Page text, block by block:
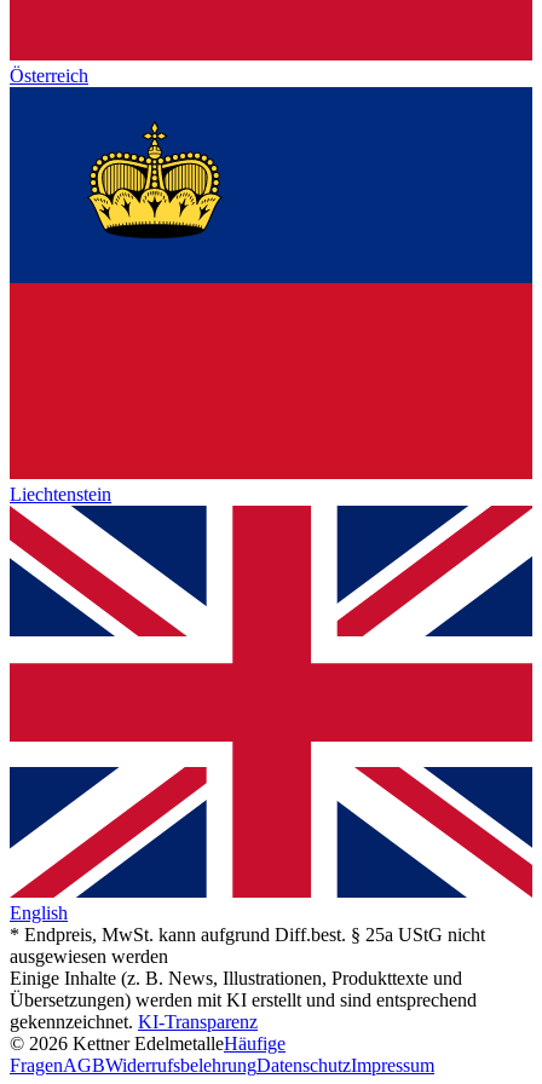
Österreich
Liechtenstein
English
* Endpreis, MwSt. kann aufgrund Diff.best. § 25a UStG nicht
ausgewiesen werden
Einige Inhalte (z. B. News, Illustrationen, Produkttexte und
Übersetzungen) werden mit KI erstellt und sind entsprechend
gekennzeichnet. KI-Transparenz
© 2026 Kettner EdelmetalleHäufige
FragenAGBWiderrufsbelehrungDatenschutzImpressum